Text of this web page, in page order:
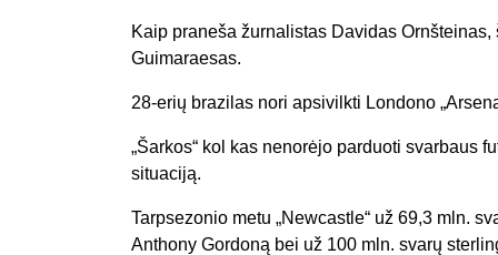
Kaip praneša žurnalistas Davidas
Guimaraesas.
28-erių brazilas nori apsivilkti Londono
„Šarkos“ kol kas nenorėjo parduoti svarbaus
situaciją.
Tarpsezonio metu „Newcastle“ už 69,3 mln.
Anthony Gordoną bei už 100 mln. svarų